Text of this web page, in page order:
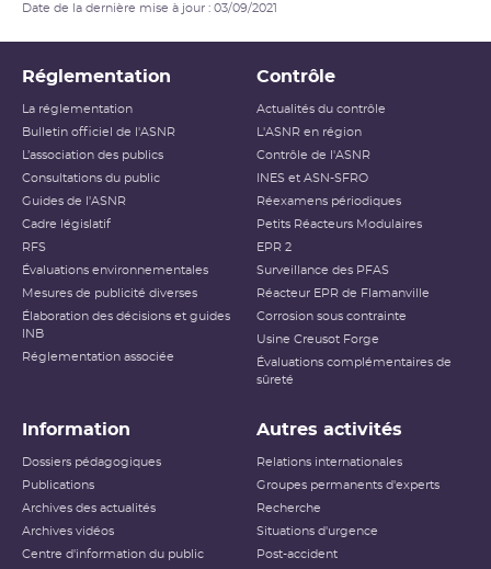
Date de la dernière mise à jour : 03/09/2021
Réglementation
La réglementation
Bulletin officiel de l'ASNR
L’association des publics
Consultations du public
Guides de l'ASNR
Cadre législatif
RFS
Évaluations environnementales
Mesures de publicité diverses
Élaboration des décisions et guides
INB
Réglementation associée
Contrôle
Actualités du contrôle
L'ASNR en région
Contrôle de l'ASNR
INES et ASN-SFRO
Réexamens périodiques
Petits Réacteurs Modulaires
EPR 2
Surveillance des PFAS
Réacteur EPR de Flamanville
Corrosion sous contrainte
Usine Creusot Forge
Évaluations complémentaires de
sûreté
Information
Dossiers pédagogiques
Publications
Archives des actualités
Archives vidéos
Centre d'information du public
Autres activités
Relations internationales
Groupes permanents d'experts
Recherche
Situations d'urgence
Post-accident